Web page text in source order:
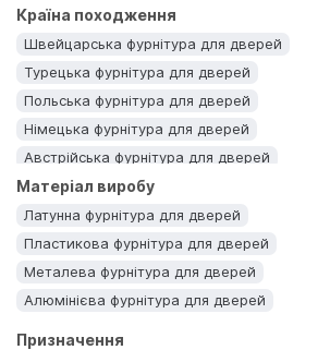
Біла фурнітура для дверей
Країна походження
Швейцарська фурнітура для дверей
Турецька фурнітура для дверей
Польська фурнітура для дверей
Німецька фурнітура для дверей
Австрійська фурнітура для дверей
Італійська фурнітура для дверей
Матеріал виробу
Латунна фурнітура для дверей
Пластикова фурнітура для дверей
Металева фурнітура для дверей
Алюмінієва фурнітура для дверей
Призначення